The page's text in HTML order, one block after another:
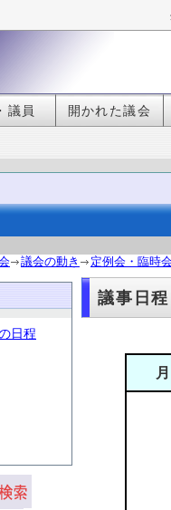
議員 開かれた議会
議会の動き 定例会・臨時
日程
議事日程